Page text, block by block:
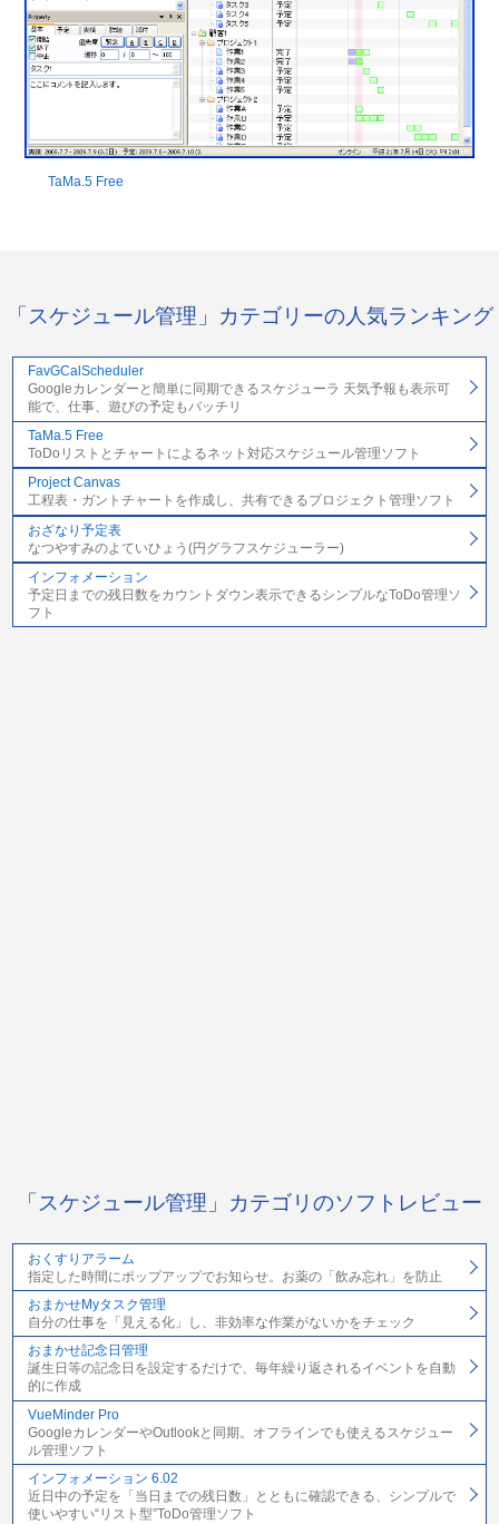
TaMa.5 Free
「スケジュール管理」カテゴリーの人気ランキング
FavGCalScheduler
Googleカレンダーと簡単に同期できるスケジューラ 天気予報も表示可
能で、仕事、遊びの予定もバッチリ
TaMa.5 Free
ToDoリストとチャートによるネット対応スケジュール管理ソフト
Project Canvas
工程表・ガントチャートを作成し、共有できるプロジェクト管理ソフト
おざなり予定表
なつやすみのよていひょう(円グラフスケジューラー)
インフォメーション
予定日までの残日数をカウントダウン表示できるシンプルなToDo管理ソ
フト
「スケジュール管理」カテゴリのソフトレビュー
おくすりアラーム
指定した時間にポップアップでお知らせ。お薬の「飲み忘れ」を防止
おまかせMyタスク管理
自分の仕事を「見える化」し、非効率な作業がないかをチェック
おまかせ記念日管理
誕生日等の記念日を設定するだけで、毎年繰り返されるイベントを自動
的に作成
VueMinder Pro
GoogleカレンダーやOutlookと同期。オフラインでも使えるスケジュー
ル管理ソフト
インフォメーション 6.02
近日中の予定を「当日までの残日数」とともに確認できる、シンプルで
使いやすい“リスト型”ToDo管理ソフト